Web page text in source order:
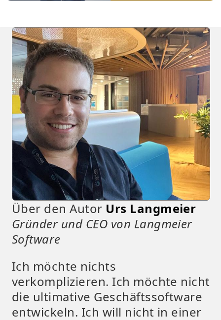
Über den Autor Urs Langmeier
Gründer und CEO von Langmeier
Software
Ich möchte nichts
verkomplizieren. Ich möchte nicht
die ultimative Geschäftssoftware
entwickeln. Ich will nicht in einer